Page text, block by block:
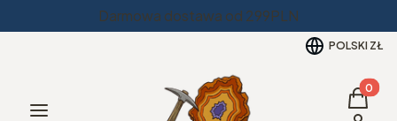
Darmowa dostawa od 299PLN
POLSKI ZŁ
Menu
Koszyk